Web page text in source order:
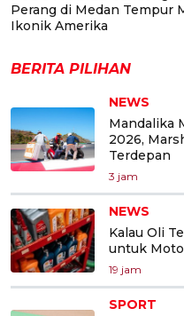
Perang di Medan Tempur
Ikonik Amerika
BERITA PILIHAN
NEWS
Mandalika
2026,
Terdepan
3 jam
NEWS
Kalau Oli
untuk
19 jam
SPORT